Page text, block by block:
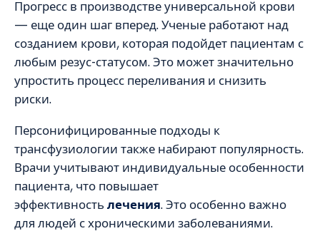
Прогресс в производстве универсальной крови
— еще один шаг вперед. Ученые работают над
созданием крови, которая подойдет пациентам с
любым резус-статусом. Это может значительно
упростить процесс переливания и снизить
риски.
Персонифицированные подходы к
трансфузиологии также набирают популярность.
Врачи учитывают индивидуальные особенности
пациента, что повышает
эффективность лечения. Это особенно важно
для людей с хроническими заболеваниями.